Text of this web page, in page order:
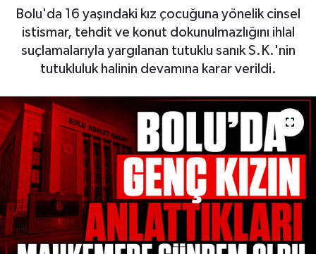
Bolu'da 16 yaşındaki kız çocuğuna yönelik cinsel
istismar, tehdit ve konut dokunulmazlığını ihlal
suçlamalarıyla yargılanan tutuklu sanık S.K.'nin
tutukluluk halinin devamına karar verildi.